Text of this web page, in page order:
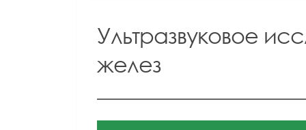
Ультразвуковое
желез